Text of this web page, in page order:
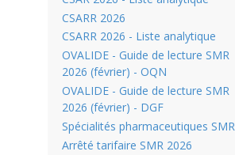
CSARR 2026
CSARR 2026 - Liste analytique
OVALIDE - Guide de lecture SMR
2026 (février) - OQN
OVALIDE - Guide de lecture SMR
2026 (février) - DGF
Spécialités pharmaceutiques SMR
Arrêté tarifaire SMR 2026